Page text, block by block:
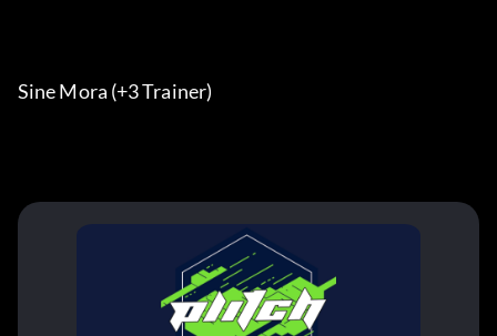
Sine Mora (+3 Trainer)